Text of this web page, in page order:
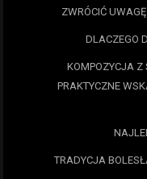
ZWRÓCIĆ
DLACZEGO
KOMPOZYCJA Z
PRAKTYCZNE
TRADYCJA